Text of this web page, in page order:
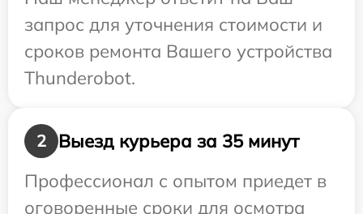
запрос для уточнения стоимости и
сроков ремонта Вашего устройства
Thunderobot.
2
Выезд курьера за 35 минут
Профессионал с опытом приедет в
оговоренные сроки для осмотра